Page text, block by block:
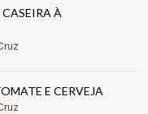
À
E CERVEJA